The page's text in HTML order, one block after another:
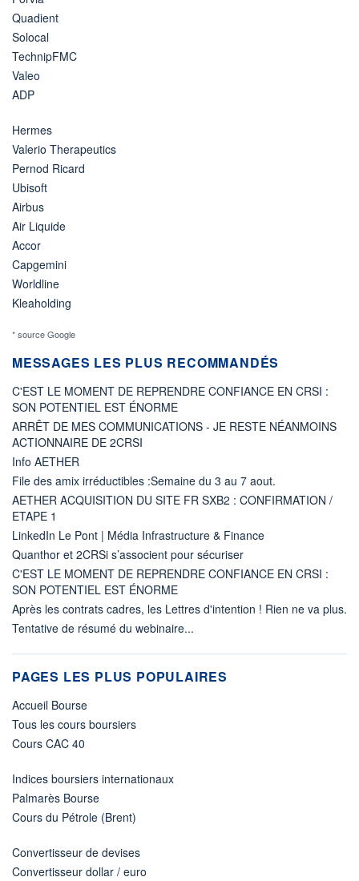
Quadient
Solocal
TechnipFMC
Valeo
ADP
Hermes
Valerio Therapeutics
Pernod Ricard
Ubisoft
Airbus
Air Liquide
Accor
Capgemini
Worldline
Kleaholding
* source Google
MESSAGES LES PLUS RECOMMANDÉS
C'EST LE MOMENT DE REPRENDRE CONFIANCE EN CRSI :
SON POTENTIEL EST ÉNORME
ARRÊT DE MES COMMUNICATIONS - JE RESTE NÉANMOINS
ACTIONNAIRE DE 2CRSI
Info AETHER
File des amix irréductibles :Semaine du 3 au 7 aout.
AETHER ACQUISITION DU SITE FR SXB2 : CONFIRMATION /
ETAPE 1
LinkedIn Le Pont | Média Infrastructure & Finance
Quanthor et 2CRSi s’associent pour sécuriser
C'EST LE MOMENT DE REPRENDRE CONFIANCE EN CRSI :
SON POTENTIEL EST ÉNORME
Après les contrats cadres, les Lettres d'intention ! Rien ne va plus.
Tentative de résumé du webinaire...
PAGES LES PLUS POPULAIRES
Accueil Bourse
Tous les cours boursiers
Cours CAC 40
Indices boursiers internationaux
Palmarès Bourse
Cours du Pétrole (Brent)
Convertisseur de devises
Convertisseur dollar / euro